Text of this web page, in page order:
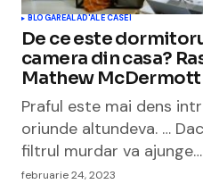
BLOGAREALAD'ALE CASEI
De ce este
camera din casa?
Mathew McDermott
Praful este mai dens
oriunde altundeva. …
filtrul murdar va ajunge…
februarie 24, 2023